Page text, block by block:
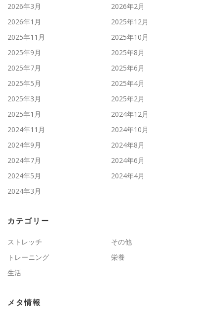
2026年3月
2026年2月
2026年1月
2025年12月
2025年11月
2025年10月
2025年9月
2025年8月
2025年7月
2025年6月
2025年5月
2025年4月
2025年3月
2025年2月
2025年1月
2024年12月
2024年11月
2024年10月
2024年9月
2024年8月
2024年7月
2024年6月
2024年5月
2024年4月
2024年3月
カテゴリー
ストレッチ
その他
トレーニング
栄養
生活
メタ情報